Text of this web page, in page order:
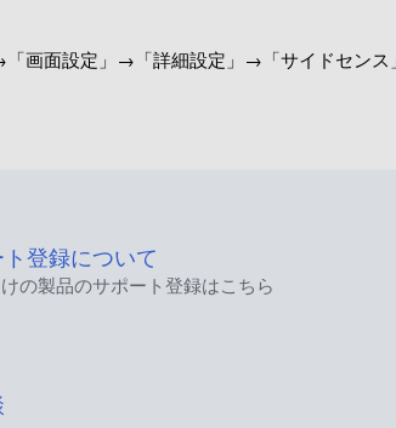
画面設定」→「詳細設定」→「サイドセン
登録について
の製品のサポート登録はこちら